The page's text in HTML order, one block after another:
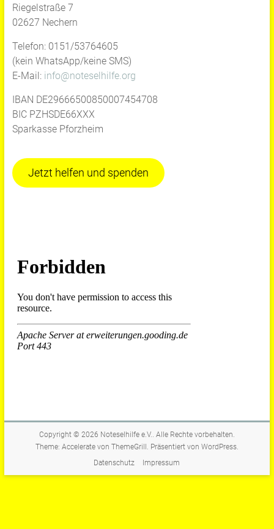
Riegelstraße 7
02627 Nechern
Telefon: 0151/53764605
(kein WhatsApp/keine SMS)
E-Mail: info@noteselhilfe.org
IBAN DE29666500850007454708
BIC PZHSDE66XXX
Sparkasse Pforzheim
Jetzt helfen und spenden
Copyright © 2026 Noteselhilfe e.V.. Alle Rechte vorbehalten.
Theme: Acceleratevon ThemeGrill. Präsentiert von WordPress.
Datenschutz
Impressum